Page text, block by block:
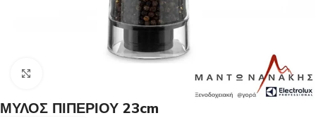
ΜΥΛΟΣ ΠΙΠΕΡΙΟΥ 23cm